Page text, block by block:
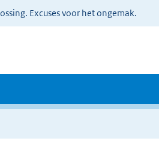
Excuses voor het ongemak.